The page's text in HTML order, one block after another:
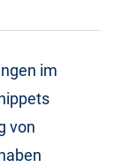
im
von